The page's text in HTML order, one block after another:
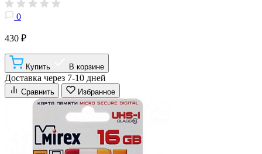
0
430 ₽
Купить В корзине
Доставка через 7-10 дней
Сравнить Избранное